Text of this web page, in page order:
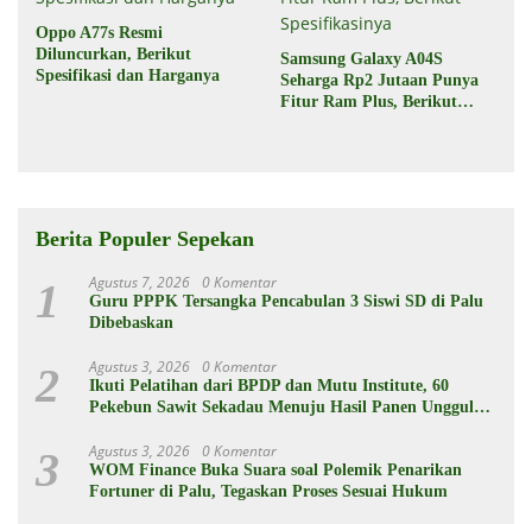
Oppo A77s Resmi
Diluncurkan, Berikut
Spesifikasi dan Harganya
Samsung Galaxy A04S
Seharga Rp2 Jutaan Punya
Fitur Ram Plus, Berikut
Berita Populer Sepekan
1 Agustus 7, 2026 0 Komentar
Guru PPPK Tersangka Pencabulan 3 Siswi SD di Palu
Dibebaskan
2 Agustus 3, 2026 0 Komentar
Ikuti Pelatihan dari BPDP dan Mutu Institute, 60
Pekebun Sawit Sekadau Menuju Hasil Panen Unggul
3 Agustus 3, 2026 0 Komentar
WOM Finance Buka Suara soal Polemik Penarikan
Fortuner di Palu, Tegaskan Proses Sesuai Hukum